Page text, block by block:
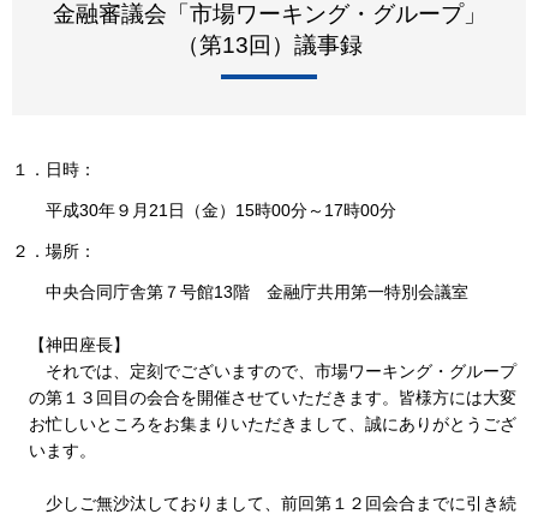
金融審議会「市場ワーキング・グループ」
（第13回）議事録
１．日時：
平成30年９月21日（金）15時00分～17時00分
２．場所：
中央合同庁舎第７号館13階 金融庁共用第一特別会議室
【神田座長】
それでは、定刻でございますので、市場ワーキング・グループ
の第１３回目の会合を開催させていただきます。皆様方には大変
お忙しいところをお集まりいただきまして、誠にありがとうござ
います。
少しご無沙汰しておりまして、前回第１２回会合までに引き続